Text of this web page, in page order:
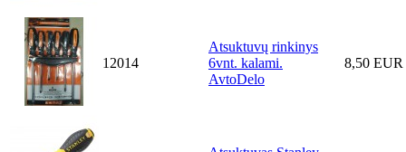
12014
Atsuktuvų rinkinys
6vnt. kalami.
AvtoDelo
8,50 EUR